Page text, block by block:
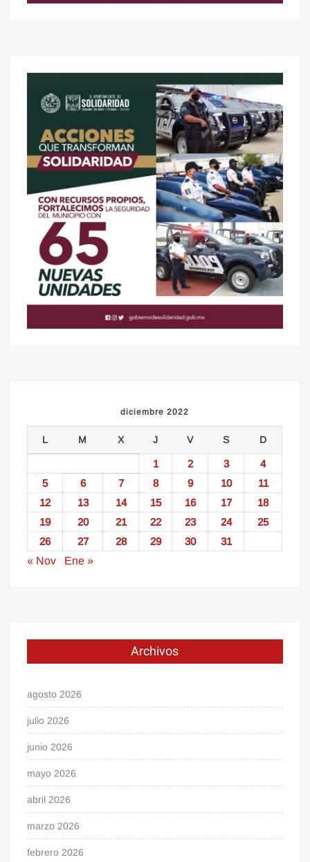
diciembre 2022
L M X J V S D
1 2 3
4
5
6 7 8 9 10
11
12
13 14 15 16 17
18
19
20 21 22 23 24
25
26
27 28 29 30
31
« Nov
Ene »
Archivos
agosto 2026
julio 2026
junio 2026
mayo 2026
abril 2026
marzo 2026
febrero 2026